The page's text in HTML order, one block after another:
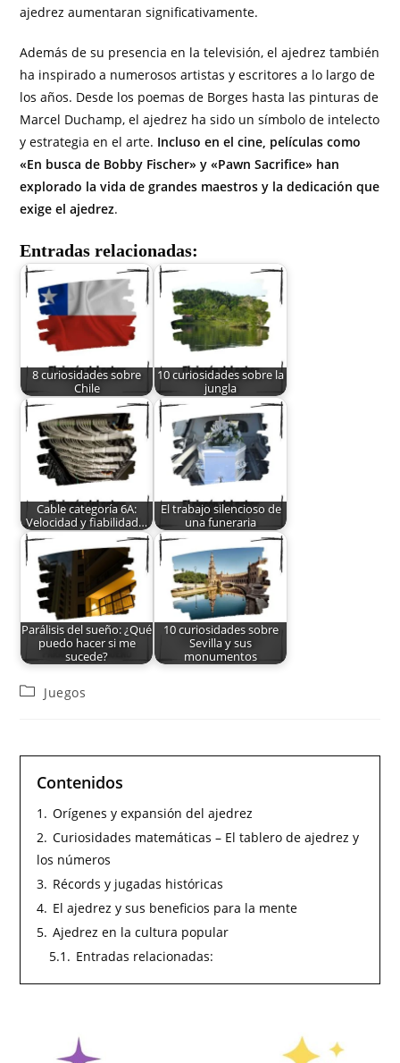
ajedrez aumentaran significativamente.
Además de su presencia en la televisión, el ajedrez también
ha inspirado a numerosos artistas y escritores a lo largo de
los años. Desde los poemas de Borges hasta las pinturas de
Marcel Duchamp, el ajedrez ha sido un símbolo de intelecto
y estrategia en el arte. Incluso en el cine, películas como
«En busca de Bobby Fischer» y «Pawn Sacrifice» han
explorado la vida de grandes maestros y la dedicación que
exige el ajedrez.
Entradas relacionadas:
8 curiosidades sobre
Chile
10 curiosidades sobre la
jungla
Cable categoría 6A:
Velocidad y fiabilidad…
El trabajo silencioso de
una funeraria
Parálisis del sueño: ¿Qué
puedo hacer si me
sucede?
10 curiosidades sobre
Sevilla y sus
monumentos
Juegos
Contenidos
1. Orígenes y expansión del ajedrez
2. Curiosidades matemáticas – El tablero de ajedrez y
los números
3. Récords y jugadas históricas
4. El ajedrez y sus beneficios para la mente
5. Ajedrez en la cultura popular
5.1. Entradas relacionadas: